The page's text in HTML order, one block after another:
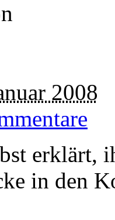
2008
erklärt,
in den